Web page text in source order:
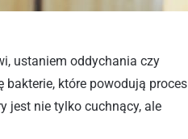
ustaniem oddychania czy
bakterie, które powodują proces
jest nie tylko cuchnący, ale